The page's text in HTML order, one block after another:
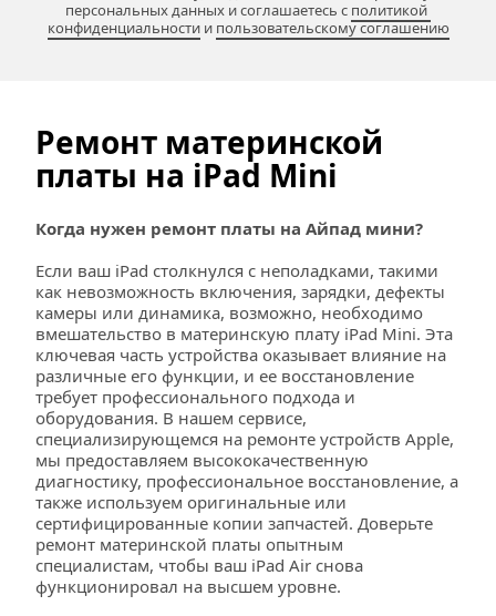
персональных данных и соглашаетесь c политикой
конфиденциальности и пользовательскому соглашению
Ремонт материнской
платы на iPad Mini
Когда нужен ремонт платы на Айпад мини?
Если ваш iPad столкнулся с неполадками, такими
как невозможность включения, зарядки, дефекты
камеры или динамика, возможно, необходимо
вмешательство в материнскую плату iPad Mini. Эта
ключевая часть устройства оказывает влияние на
различные его функции, и ее восстановление
требует профессионального подхода и
оборудования. В нашем сервисе,
специализирующемся на ремонте устройств Apple,
мы предоставляем высококачественную
диагностику, профессиональное восстановление, а
также используем оригинальные или
сертифицированные копии запчастей. Доверьте
ремонт материнской платы опытным
специалистам, чтобы ваш iPad Air снова
функционировал на высшем уровне.